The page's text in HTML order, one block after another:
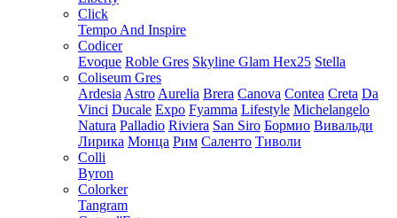
Click
Tempo And Inspire
Codicer
Evoque Roble Gres Skyline Glam Hex25 Stella
Coliseum Gres
Ardesia Astro Aurelia Brera Canova Contea Creta Da
Vinci Ducale Expo Fyamma Lifestyle Michelangelo
Natura Palladio Riviera San Siro Бормио Вивальди
Лирика Монца Рим Саленто Тиволи
Colli
Byron
Colorker
Tangram